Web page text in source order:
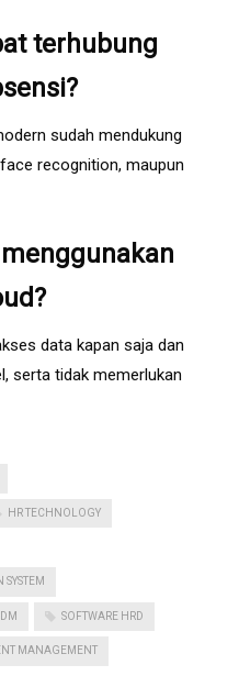
terhubung
sudah mendukung
recognition, maupun
data kapan saja dan
serta tidak memerlukan
HR TECHNOLOGY
SOFTWARE HRD
MANAGEMENT